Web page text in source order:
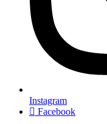
Instagram
Facebook